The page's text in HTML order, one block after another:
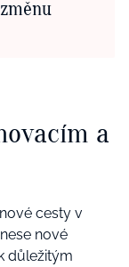
a
cesty v
nové
důležitým